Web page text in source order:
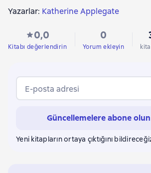
Yazarlar: Katherine Applegate
0,0
Kitabı değerlendirin
0
Yorum ekleyin
E-posta adresi
Güncellemelere abone olun
Yeni kitapların ortaya çıktığını